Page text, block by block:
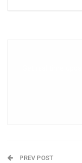
PREV POST